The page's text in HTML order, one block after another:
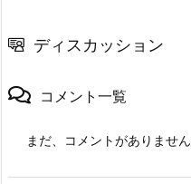
ディスカッション
コメント一覧
まだ、コメントがありません